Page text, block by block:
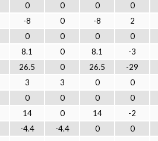
0 0 0
0
-8 0 -8
2
0 0 0
0
8.1 0 8.1
-3
26.5 0 26.5
-29
3 3 0
0
0 0 0
0
14 0 14
-2
-4.4 -4.4 0
0